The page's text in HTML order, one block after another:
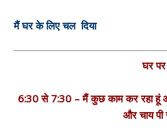
मैं घर के लिए चल दिया
घर पर
6:30 से 7:30 – मैं कुछ काम कर रहा हूं
और चाय पी